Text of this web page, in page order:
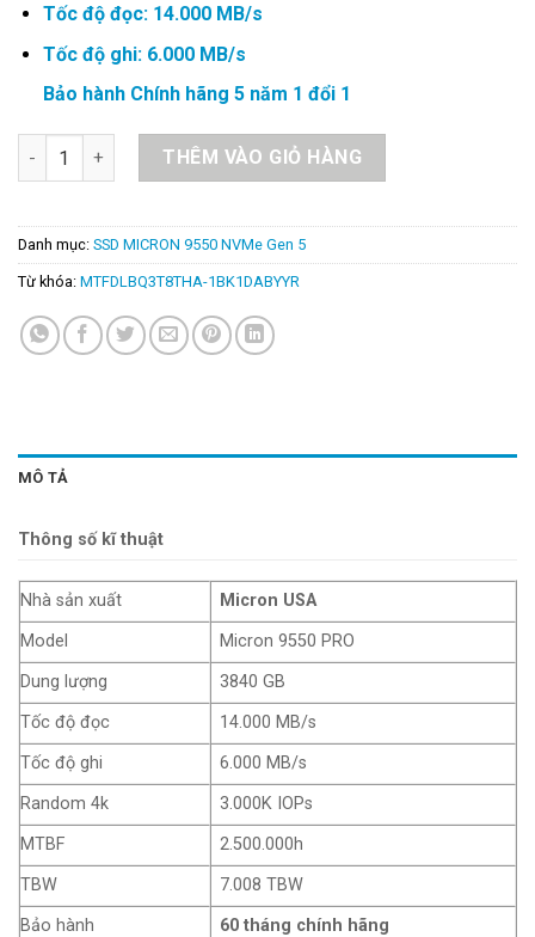
Tốc độ đọc: 14.000 MB/s
Tốc độ ghi: 6.000 MB/s
Bảo hành Chính hãng 5 năm 1 đổi 1
SSD MICRON 9550 PRO ENTERPRISE E3.S 7.5mm 3.84TB –
THÊM VÀO GIỎ HÀNG
Danh mục: SSD MICRON 9550 NVMe Gen 5
Từ khóa: MTFDLBQ3T8THA-1BK1DABYYR
MÔ TẢ
Thông số kĩ thuật
Nhà sản xuất
Micron USA
Model
Micron 9550 PRO
Dung lượng
3840 GB
Tốc độ đọc
14.000 MB/s
Tốc độ ghi
6.000 MB/s
Random 4k
3.000K IOPs
MTBF
2.500.000h
TBW
7.008 TBW
Bảo hành
60 tháng chính hãng